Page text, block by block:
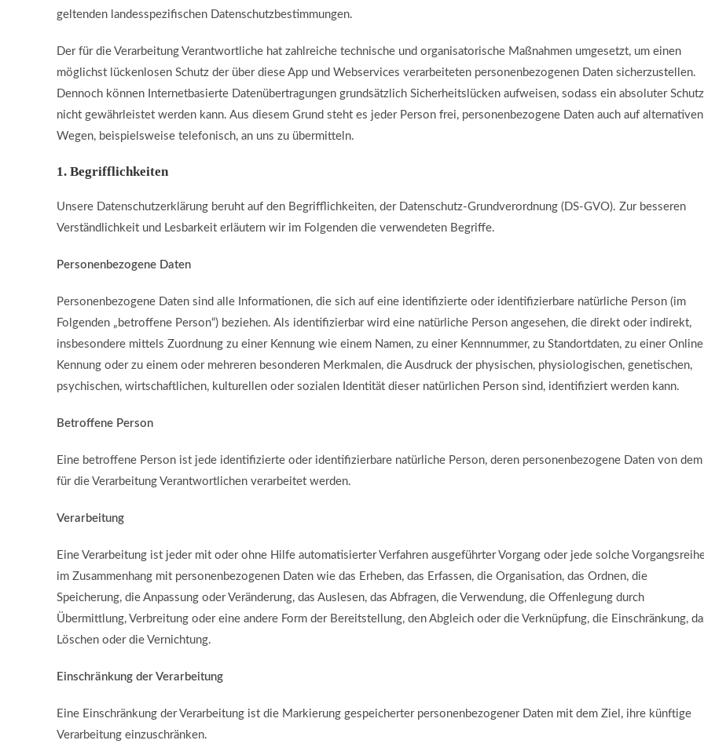
geltenden landesspezifischen Datenschutzbestimmungen.
Der für die Verarbeitung Verantwortliche hat zahlreiche technische und organisatorische Maßnahmen umgesetzt, um einen
möglichst lückenlosen Schutz der über diese App und Webservices verarbeiteten personenbezogenen Daten sicherzustellen.
Dennoch können Internetbasierte Datenübertragungen grundsätzlich Sicherheitslücken aufweisen, sodass ein absoluter Schutz
nicht gewährleistet werden kann. Aus diesem Grund steht es jeder Person frei, personenbezogene Daten auch auf alternativen
Wegen, beispielsweise telefonisch, an uns zu übermitteln.
1. Begrifflichkeiten
Unsere Datenschutzerklärung beruht auf den Begrifflichkeiten, der Datenschutz-Grundverordnung (DS-GVO). Zur besseren
Verständlichkeit und Lesbarkeit erläutern wir im Folgenden die verwendeten Begriffe.
Personenbezogene Daten
Personenbezogene Daten sind alle Informationen, die sich auf eine identifizierte oder identifizierbare natürliche Person (im
Folgenden „betroffene Person“) beziehen. Als identifizierbar wird eine natürliche Person angesehen, die direkt oder indirekt,
insbesondere mittels Zuordnung zu einer Kennung wie einem Namen, zu einer Kennnummer, zu Standortdaten, zu einer
Kennung oder zu einem oder mehreren besonderen Merkmalen, die Ausdruck der physischen, physiologischen, genetischen,
psychischen, wirtschaftlichen, kulturellen oder sozialen Identität dieser natürlichen Person sind, identifiziert werden kann.
Betroffene Person
Eine betroffene Person ist jede identifizierte oder identifizierbare natürliche Person, deren personenbezogene Daten von dem
für die Verarbeitung Verantwortlichen verarbeitet werden.
Verarbeitung
Eine Verarbeitung ist jeder mit oder ohne Hilfe automatisierter Verfahren ausgeführter Vorgang oder jede solche
im Zusammenhang mit personenbezogenen Daten wie das Erheben, das Erfassen, die Organisation, das Ordnen, die
Speicherung, die Anpassung oder Veränderung, das Auslesen, das Abfragen, die Verwendung, die Offenlegung durch
Übermittlung, Verbreitung oder eine andere Form der Bereitstellung, den Abgleich oder die Verknüpfung, die Einschränkung,
Löschen oder die Vernichtung.
Einschränkung der Verarbeitung
Eine Einschränkung der Verarbeitung ist die Markierung gespeicherter personenbezogener Daten mit dem Ziel, ihre künftige
Verarbeitung einzuschränken.